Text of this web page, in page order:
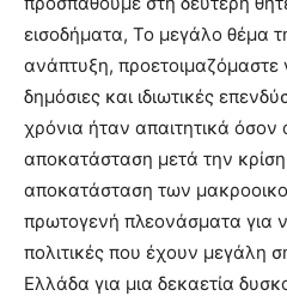
εισοδήματα, Το μεγάλο θέμα
ανάπτυξη, προετοιμαζόμαστε
δημόσιες και ιδιωτικές
χρόνια ήταν απαιτητικά
αποκατάσταση μετά την
αποκατάσταση των
πρωτογενή πλεονάσματα για
πολιτικές που έχουν μεγάλη
Ελλάδα για μια δεκαετία